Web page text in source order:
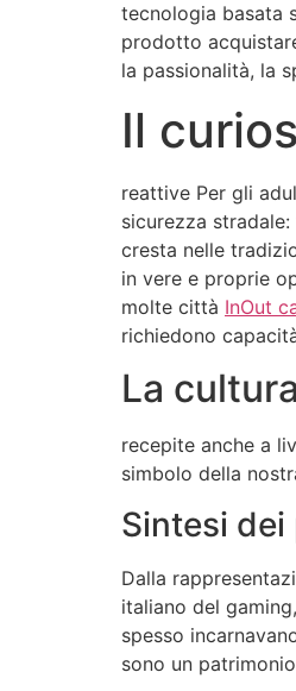
tecnologia basata
prodotto
la passionalità, la
Il
reattive Per gli
sicurezza
cresta nelle
in vere e proprie
molte città InOut
richiedono
La
recepite anche a
simbolo della
Sintesi
Dalla
italiano del
spesso
sono un